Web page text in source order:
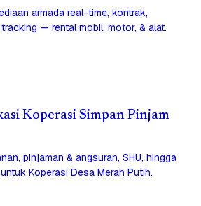
armada real-time, kontrak,
— rental mobil, motor, & alat.
Koperasi Simpan Pinjam
pinjaman & angsuran, SHU, hingga
Koperasi Desa Merah Putih.